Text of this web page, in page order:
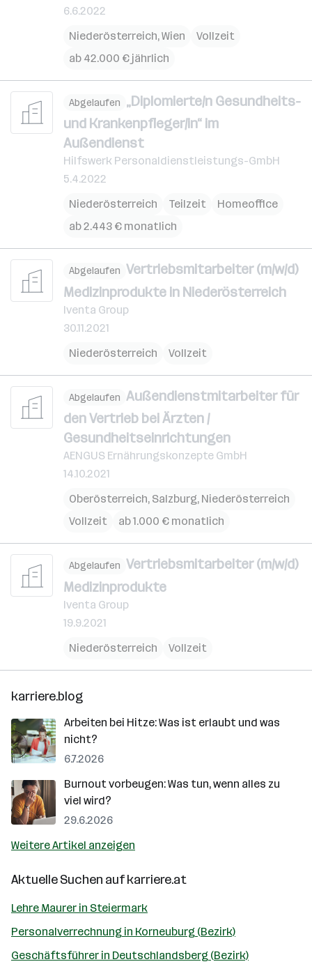
6.6.2022
Niederösterreich,Wien
Vollzeit
ab 42.000 € jährlich
Abgelaufen „Diplomierte/n Gesundheits-
und Krankenpfleger/in“ im
Außendienst
Hilfswerk Personaldienstleistungs-GmbH
5.4.2022
Niederösterreich
Teilzeit
Homeoffice
ab 2.443 € monatlich
Abgelaufen Vertriebsmitarbeiter (m/w/d)
Medizinprodukte in Niederösterreich
Iventa Group
30.11.2021
Niederösterreich
Vollzeit
Abgelaufen Außendienstmitarbeiter für
den Vertrieb bei Ärzten /
Gesundheitseinrichtungen
AENGUS Ernährungskonzepte GmbH
14.10.2021
Oberösterreich, Salzburg, Niederösterreich
Vollzeit
ab 1.000 € monatlich
Abgelaufen Vertriebsmitarbeiter (m/w/d)
Medizinprodukte
Iventa Group
19.9.2021
Niederösterreich
Vollzeit
karriere.blog
Arbeiten bei Hitze: Was ist erlaubt und was
nicht?
6.7.2026
Burnout vorbeugen: Was tun, wenn alles zu
viel wird?
29.6.2026
Weitere Artikel anzeigen
Aktuelle Suchen aufkarriere.at
Lehre Maurer in Steiermark
Personalverrechnung in Korneuburg (Bezirk)
Geschäftsführer in Deutschlandsberg (Bezirk)